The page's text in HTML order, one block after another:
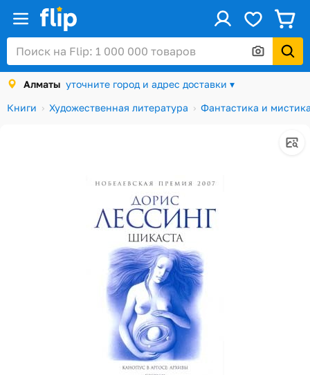
Алматы уточните город и адрес доставки ▾
Книги
Художественная литература Фантастика и
Войти / Регистрация
Каталог
Скидки и акции
История просмотров